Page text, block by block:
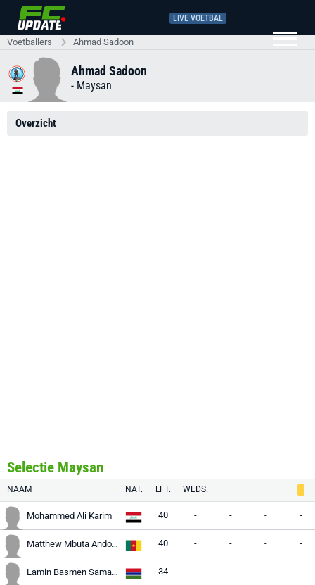
LIVE VOETBAL
Voetballers Ahmad Sadoon
Ahmad Sadoon
- Maysan
Overzicht
Selectie Maysan
NAAM NAT. LFT. WEDS.
Mohammed Ali Karim 40 - - - -
Matthew Mbuta Andongcho 40 - - - -
Lamin Basmen Samateh 34 - - - -